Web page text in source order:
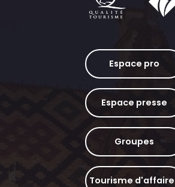
Espace pro
Espace presse
Groupes
Tourisme